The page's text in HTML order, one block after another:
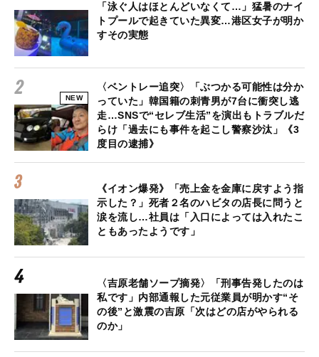
「泳ぐ人はほとんどいなくて…」猛暑のナイ
トプールで起きていた異変…港区女子が明か
すその実態
NEW
〈ベントレー追突〉「ぶつかる可能性は分か
っていた」韓国籍の刺青男が7台に衝突し逃
走…SNSで“セレブ生活”を演出もトラブルだ
らけ「過去にも事件を起こし警察沙汰」《3
度目の逮捕》
《イオン爆発》「売上金を金庫に戻すよう指
示した？」死者２名のハビタの店長に問うと
涙を流し…社員は「入口によっては入れたこ
ともあったようです」
〈吉原老舗ソープ摘発〉「刑事告発したのは
私です」内部通報した元従業員が明かす“そ
の後”と激震の吉原「次はどの店がやられる
のか」